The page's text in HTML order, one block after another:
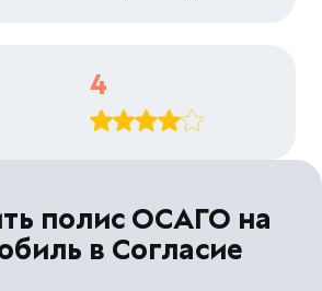
4
полис ОСАГО на
в Согласие